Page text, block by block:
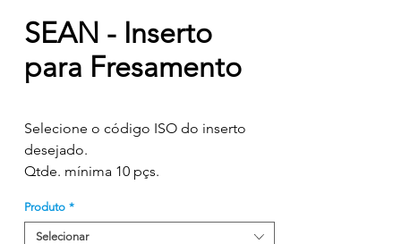
SEAN - Inserto
para Fresamento
Selecione o código ISO do inserto
desejado.
Qtde. mínima 10 pçs.
Produto *
Selecionar